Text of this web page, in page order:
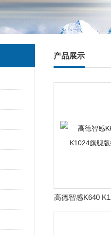
产品展示
高德智感K640
版红外